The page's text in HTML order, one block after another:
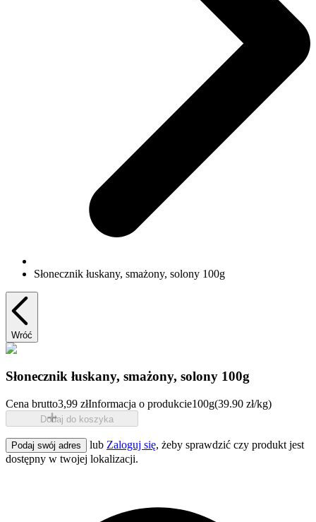
Słonecznik łuskany, smażony, solony 100g
Wróć
Słonecznik łuskany, smażony, solony 100g
Cena brutto3,99 złInformacja o produkcie100g(39.90 zł/kg)
Dodaj do koszyka
Podaj swój adres lub Zaloguj się, żeby sprawdzić czy produkt jest
dostępny w twojej lokalizacji.